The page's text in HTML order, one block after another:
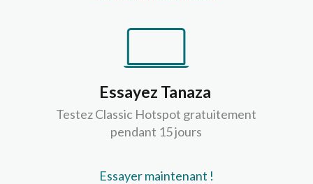
Essayez Tanaza
Testez Classic Hotspot gratuitement
pendant 15 jours
Essayer maintenant !